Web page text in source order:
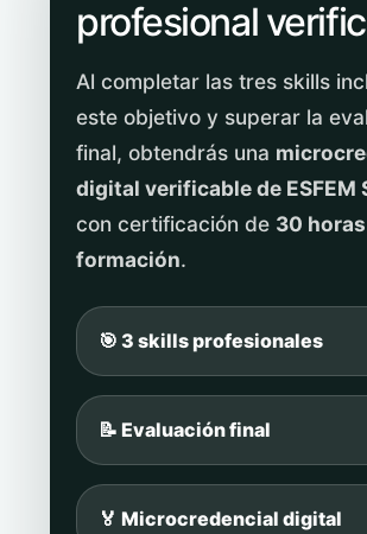
profesional
Al completar las tres skills
este objetivo y superar la
final, obtendrás una
digital verificable de ESFEM
con certificación de 30
formación.
🎯 3 skills profesionales
📝 Evaluación final
🏅 Microcredencial digital